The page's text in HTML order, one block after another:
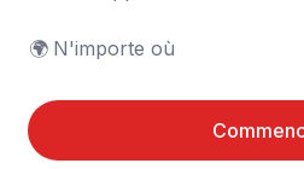
🌍	N'importe où